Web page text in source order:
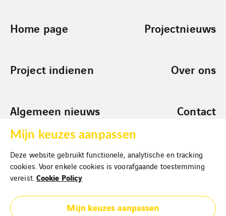
Home page Projectnieuws
Project indienen Over ons
Algemeen nieuws Contact
Sponsoring
Aanvragen
Mijn keuzes aanpassen
Deze website gebruikt functionele, analytische en tracking
cookies. Voor enkele cookies is voorafgaande toestemming
vereist. Cookie Policy
Mijn keuzes aanpassen